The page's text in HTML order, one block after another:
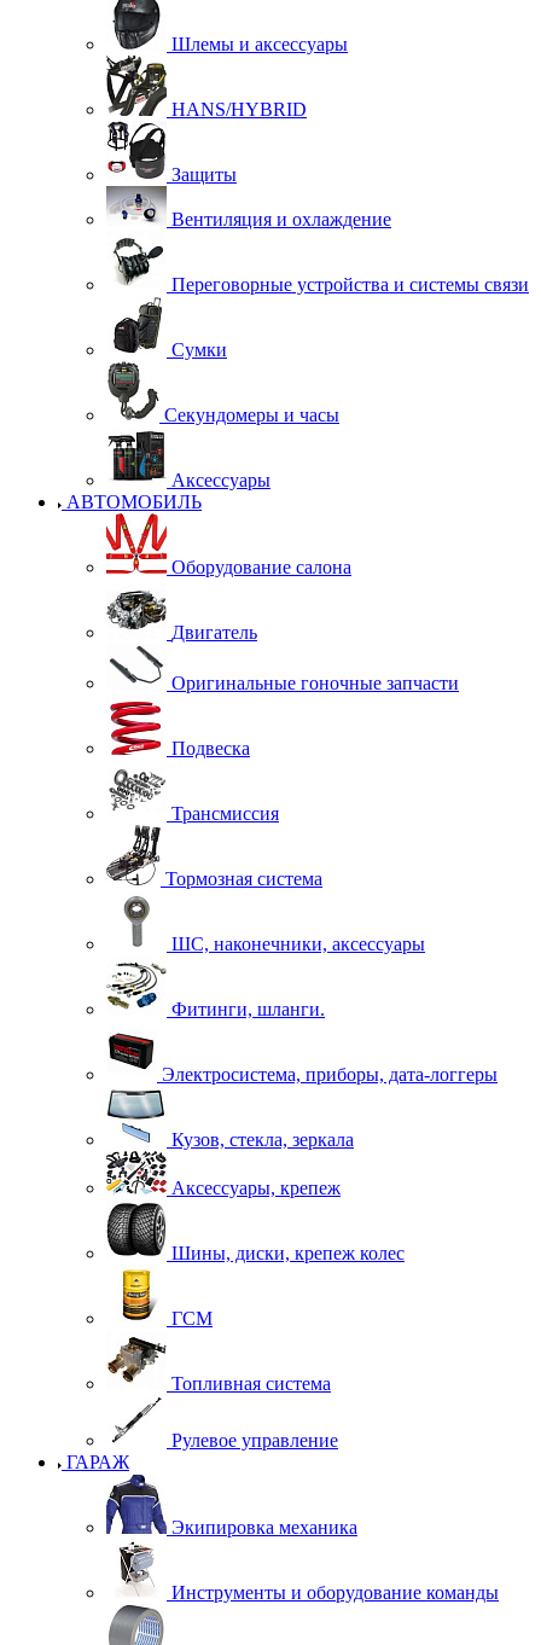
Шлемы и аксессуары
HANS/HYBRID
Защиты
Вентиляция и охлаждение
Переговорные устройства и системы связи
Сумки
Секундомеры и часы
Аксессуары
АВТОМОБИЛЬ
Оборудование салона
Двигатель
Оригинальные гоночные запчасти
Подвеска
Трансмиссия
Тормозная система
ШС, наконечники, аксессуары
Фитинги, шланги.
Электросистема, приборы, дата-логгеры
Кузов, стекла, зеркала
Аксессуары, крепеж
Шины, диски, крепеж колес
ГСМ
Топливная система
Рулевое управление
ГАРАЖ
Экипировка механика
Инструменты и оборудование команды